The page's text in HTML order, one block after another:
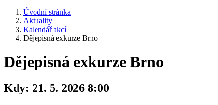
Úvodní stránka
Aktuality
Kalendář akcí
Dějepisná exkurze Brno
Dějepisná exkurze Brno
Kdy: 21. 5. 2026 8:00